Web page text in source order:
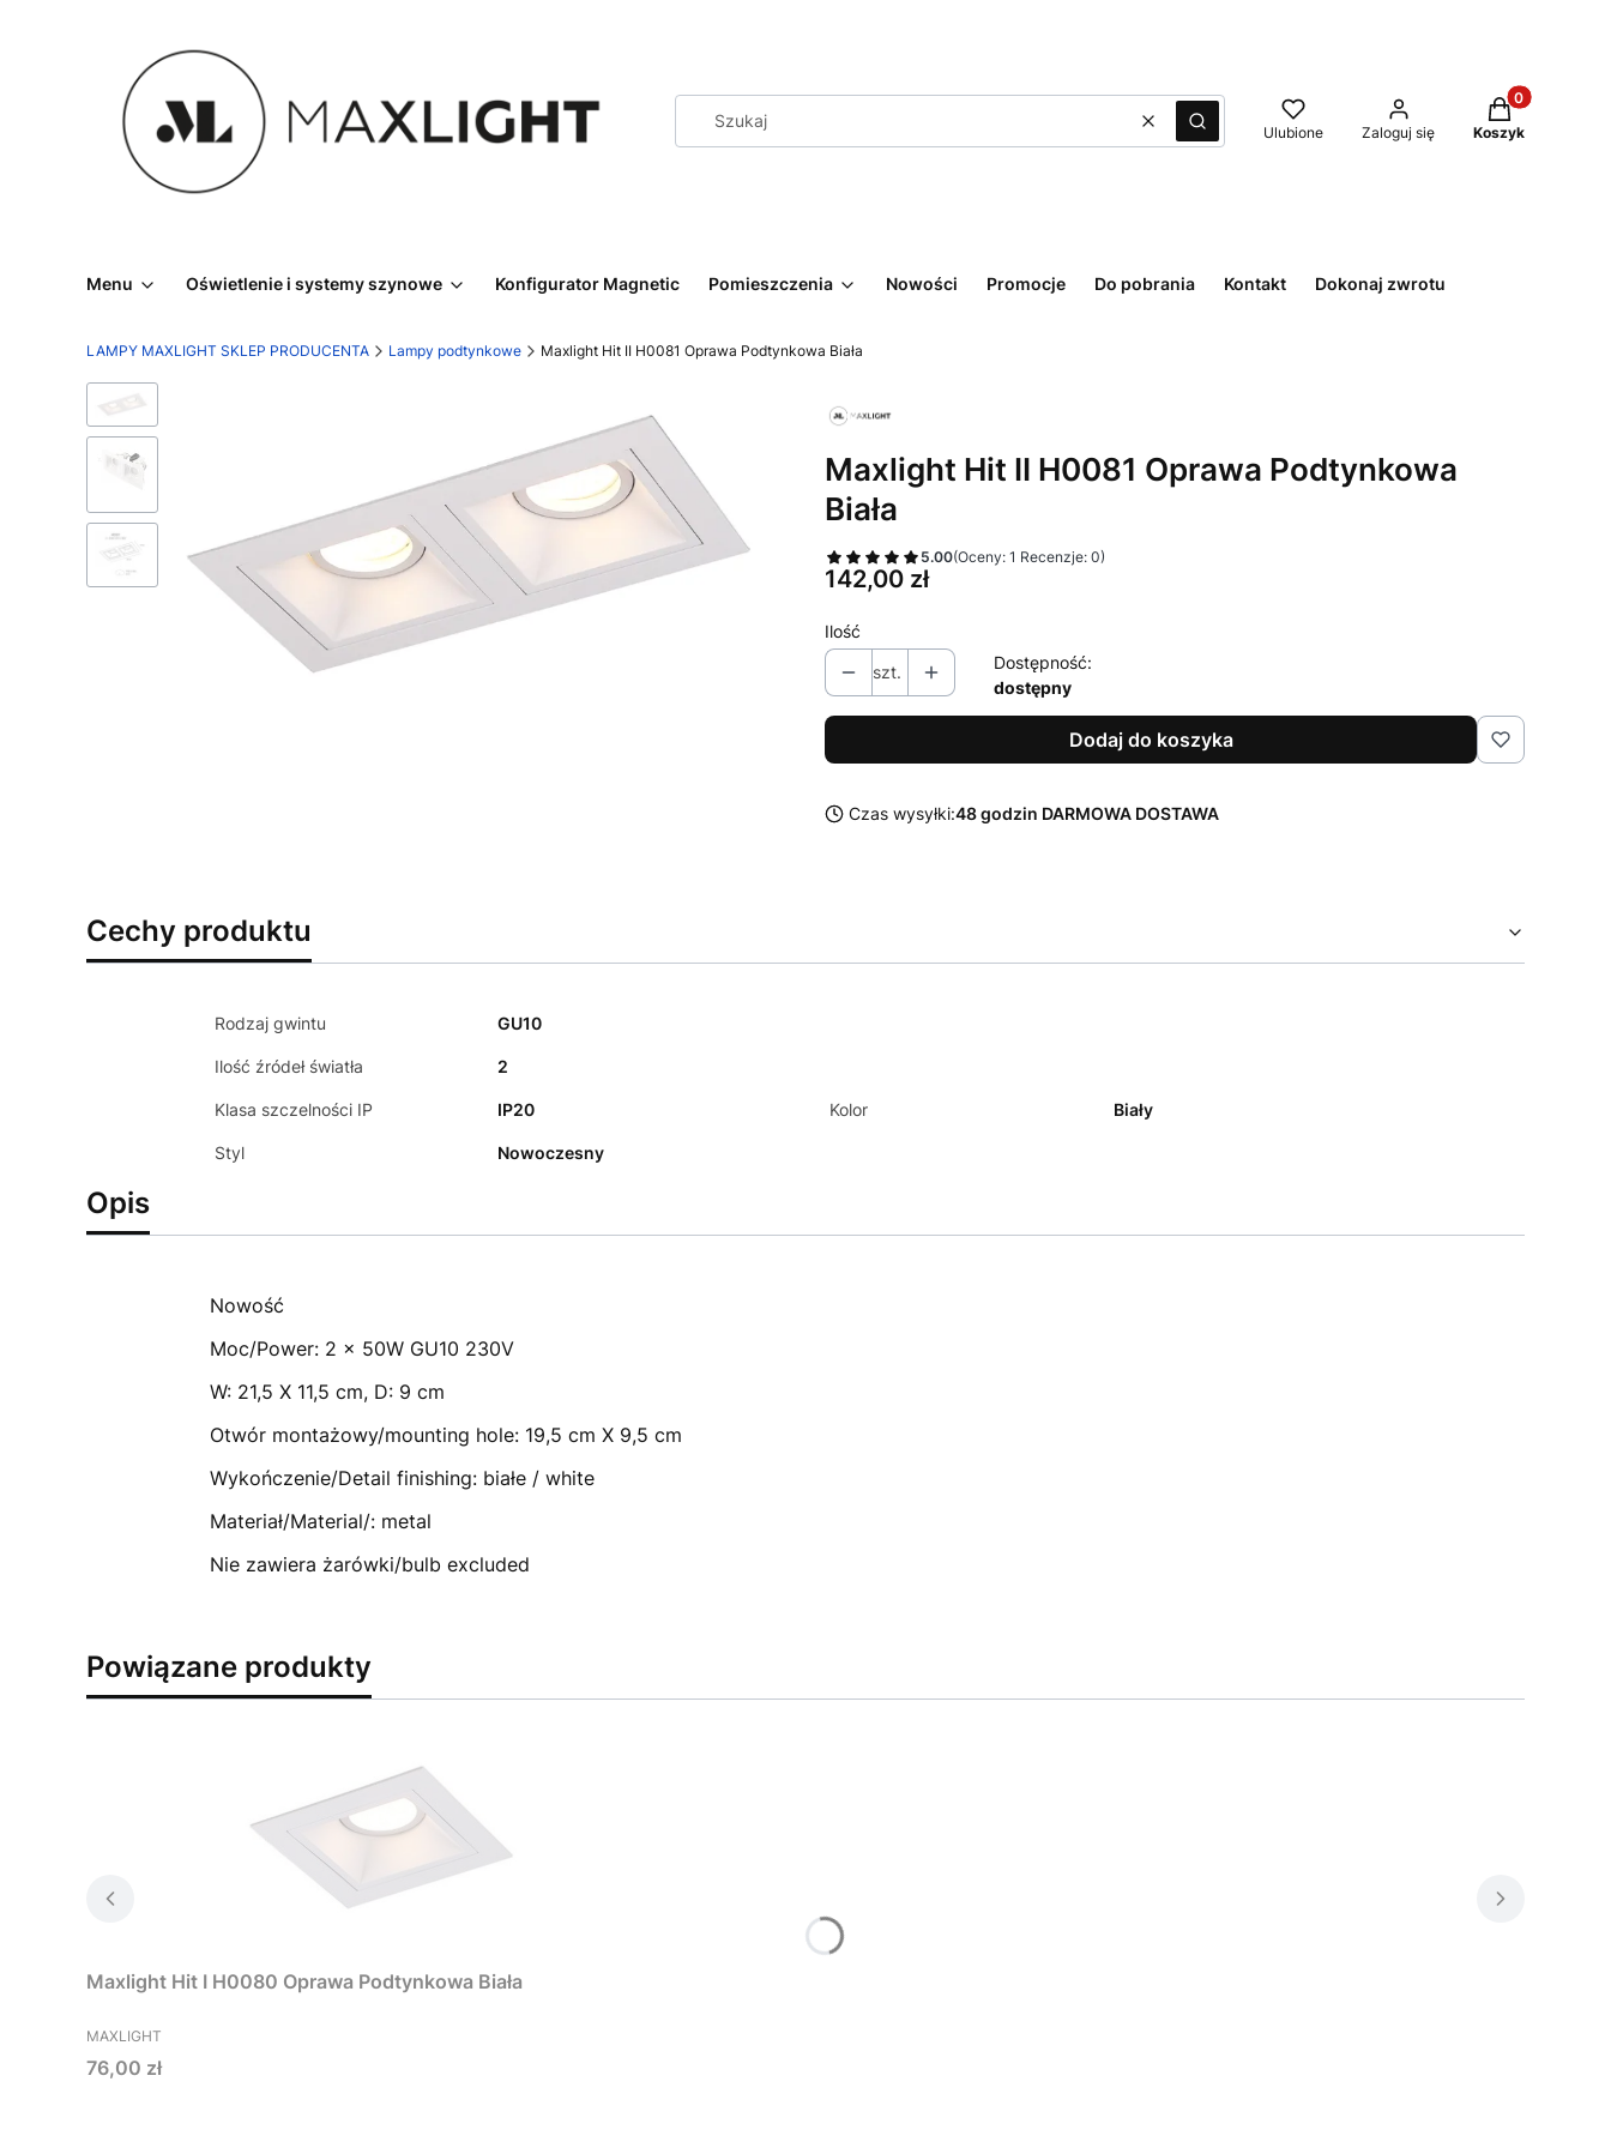
WyczyśćSzukaj Ulubione Zaloguj się
Produkty w
Koszyk
Menu Oświetlenie i systemy szynowe Konfigurator Magnetic Pomieszczenia Nowości Promocje Do pobrania Kontakt Dokonaj zwrotu
LAMPY MAXLIGHT SKLEP PRODUCENTA Lampy podtynkowe Maxlight Hit II H0081 Oprawa Podtynkowa Biała
Maxlight Hit II H0081 Oprawa Podtynkowa
Biała
5.00(Oceny: 1 Recenzje: 0)
Cena
142,00 zł
Ilość
szt.
Dostępność:
dostępny
Dodaj do koszyka
Czas wysyłki:48 godzin DARMOWA DOSTAWA
Cechy produktu
Rodzaj gwintu GU10
Ilość źródeł światła 2
Klasa szczelności IP IP20 Kolor Biały
Styl Nowoczesny
Opis
Nowość
Moc/Power: 2 x 50W GU10 230V
W: 21,5 X 11,5 cm, D: 9 cm
Otwór montażowy/mounting hole: 19,5 cm X 9,5 cm
Wykończenie/Detail finishing: białe / white
Materiał/Material/: metal
Nie zawiera żarówki/bulb excluded
Powiązane produkty
Maxlight Hit I H0080 Oprawa Podtynkowa Biała
PRODUCENT
MAXLIGHT
Cena
76,00 zł